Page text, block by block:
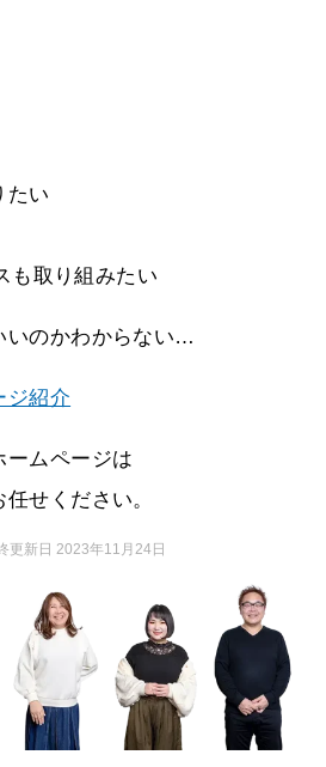
たい
も取り組みたい
いのかわからない…
ジ紹介
ームページは
せください。
更新日 2023年11月24日